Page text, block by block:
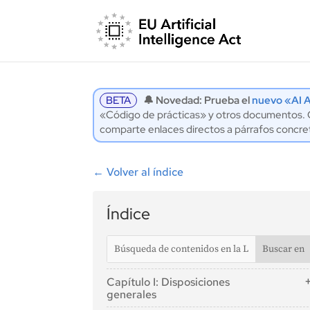
BETA 🔔 Novedad: Prueba elnuevo «AI
«Código de prácticas» y otros documentos.
comparte enlaces directos a párrafos
←Volver al índice
Índice
Capítulo I: Disposiciones
generales